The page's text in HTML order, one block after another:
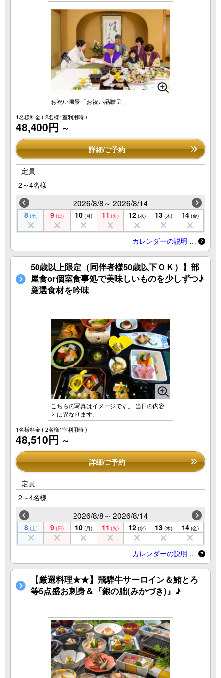
お祝い風景「お祝い品贈呈」
1名様料金( 2名様1室利用時 )
48,400円 ～
詳細/ご予約
定員
2～4名様
2026/8/8～ 2026/8/14
8 (土) 9 (日) 10 (月) 11 (火) 12 (水) 13 (木) 14 (金)
カレンダーの説明 …
50歳以上限定（同伴者様50歳以下ＯＫ）】部
屋食or個室食事処で美味しいものを少しずつ♪
厳選食材を吟味
こちらの写真はイメージです。 当日の内容
とは異なります。
1名様料金( 2名様1室利用時 )
48,510円 ～
詳細/ご予約
定員
2～4名様
2026/8/8～ 2026/8/14
8 (土) 9 (日) 10 (月) 11 (火) 12 (水) 13 (木) 14 (金)
カレンダーの説明 …
【厳選料理★★】飛騨牛サーロイン＆鮪とろ
等5点盛お刺身＆『銀の朏(みかづき)』♪